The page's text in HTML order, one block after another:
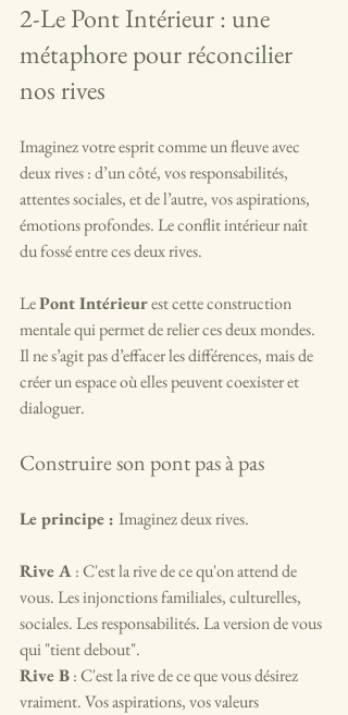
2-Le Pont Intérieur : une
métaphore pour réconcilier
nos rives
Imaginez votre esprit comme un fleuve avec
deux rives : d’un côté, vos responsabilités,
attentes sociales, et de l’autre, vos aspirations,
émotions profondes. Le conflit intérieur naît
du fossé entre ces deux rives.
Le Pont Intérieur est cette construction
mentale qui permet de relier ces deux mondes.
Il ne s’agit pas d’effacer les différences, mais de
créer un espace où elles peuvent coexister et
dialoguer.
Construire son pont pas à pas
Le principe : Imaginez deux rives.
Rive A : C'est la rive de ce qu'on attend de
vous. Les injonctions familiales, culturelles,
sociales. Les responsabilités. La version de vous
qui "tient debout".
Rive B : C'est la rive de ce que vous désirez
vraiment. Vos aspirations, vos valeurs